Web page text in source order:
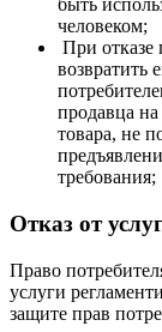
быть
человеком;
При отказе
возвратить
продавца
товара, не
требования;
Отказ от
Право
услуги
защите прав